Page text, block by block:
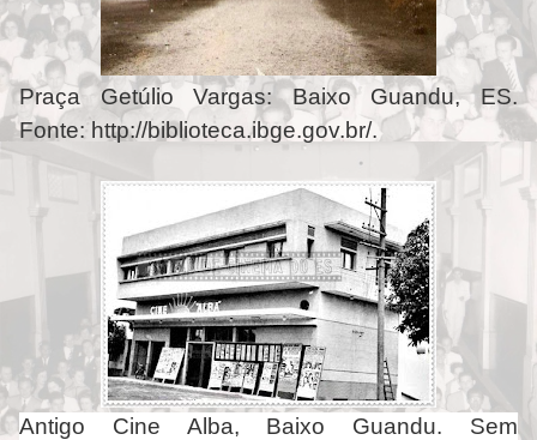
Praça Getúlio Vargas: Baixo Guandu, ES.
Fonte: http://biblioteca.ibge.gov.br/.
Antigo Cine Alba, Baixo Guandu. Sem